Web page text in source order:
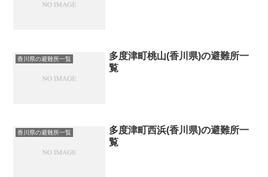
香川県の避難所一覧
多度津町桃山(香川県)の避難所一
覧
香川県の避難所一覧
多度津町西浜(香川県)の避難所一
覧